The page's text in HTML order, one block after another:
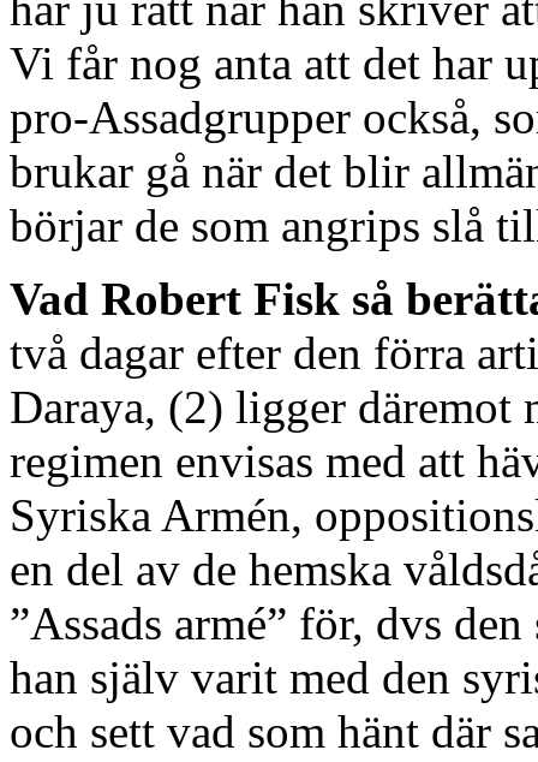
Vi får nog anta att det har
pro-Assadgrupper också,
brukar gå när det blir
börjar de som angrips slå
Vad Robert Fisk så
två dagar efter den förra
Daraya, (2) ligger däremot
regimen envisas med att
Syriska Armén,
en del av de hemska
”Assads armé” för, dvs
han själv varit med den
och sett vad som hänt där